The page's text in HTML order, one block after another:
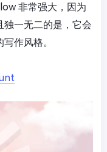
非常强大，因为
一无二的是，它会
作风格。